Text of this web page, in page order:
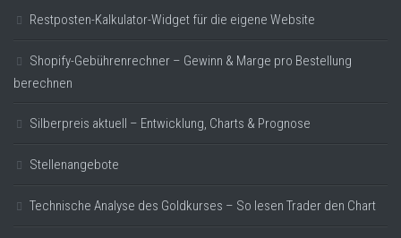
Restposten-Kalkulator-Widget für die eigene Website
Shopify-Gebührenrechner – Gewinn & Marge pro Bestellung
berechnen
Silberpreis aktuell – Entwicklung, Charts & Prognose
Stellenangebote
Technische Analyse des Goldkurses – So lesen Trader den Chart